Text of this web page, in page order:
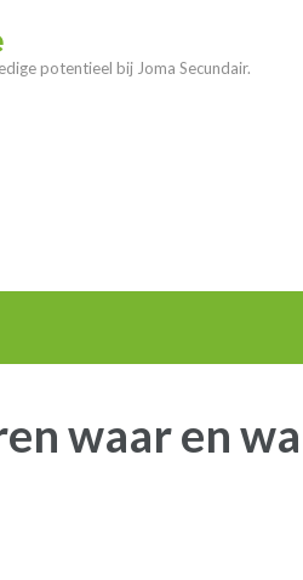
potentieel bij Joma Secundair.
waar en